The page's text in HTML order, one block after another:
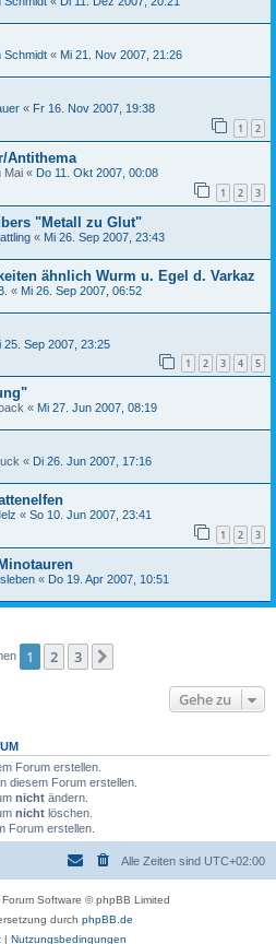
Schmidt « Mi 21. Nov 2007, 21:26
« Fr 16. Nov 2007, 19:38
1 2
Antithema
Mai « Do 11. Okt 2007, 00:08
1 2 3
"Metall zu Glut"
« Mi 26. Sep 2007, 23:43
ähnlich Wurm u. Egel d. Varkaz
« Mi 26. Sep 2007, 06:52
25. Sep 2007, 23:25
1 2 3 4 5
« Mi 27. Jun 2007, 08:19
« Di 26. Jun 2007, 17:16
« So 10. Jun 2007, 23:41
1 2 3
« Do 19. Apr 2007, 10:51
1 2 3
Gehe zu
Forum erstellen.
diesem Forum erstellen.
nicht ändern.
nicht löschen.
Forum erstellen.
Alle Zeiten sind UTC+02:00
Software © phpBB Limited
durch phpBB.de
| Nutzungsbedingungen